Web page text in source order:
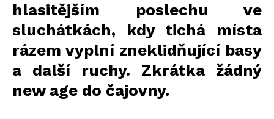
hlasitějším poslechu ve
sluchátkách, kdy tichá místa
rázem vyplní zneklidňující basy
a další ruchy. Zkrátka žádný
new age do čajovny.